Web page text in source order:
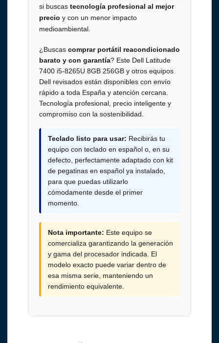
si buscas tecnología profesional al mejor
precio y con un menor impacto
medioambiental.
¿Buscas comprar portátil reacondicionado
barato y con garantía? Este Dell Latitude
7400 i5-8265U 8GB 256GB y otros equipos
Dell revisados están disponibles con envío
rápido a toda España y atención cercana.
Tecnología profesional, precio inteligente y
compromiso con la sostenibilidad.
Teclado listo para usar: Recibirás tu
equipo con teclado en español o, en su
defecto, perfectamente adaptado con kit
de pegatinas en español ya instalado,
para que puedas utilizarlo
cómodamente desde el primer
momento.
Nota importante: Este equipo se
comercializa garantizando la generación
y gama del procesador indicada. El
modelo exacto puede variar dentro de
esa misma serie, manteniendo un
rendimiento equivalente.